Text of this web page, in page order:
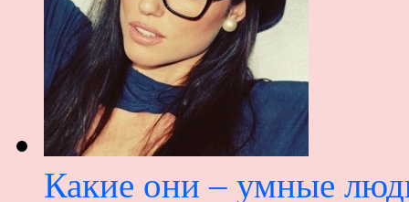
Какие они – умные